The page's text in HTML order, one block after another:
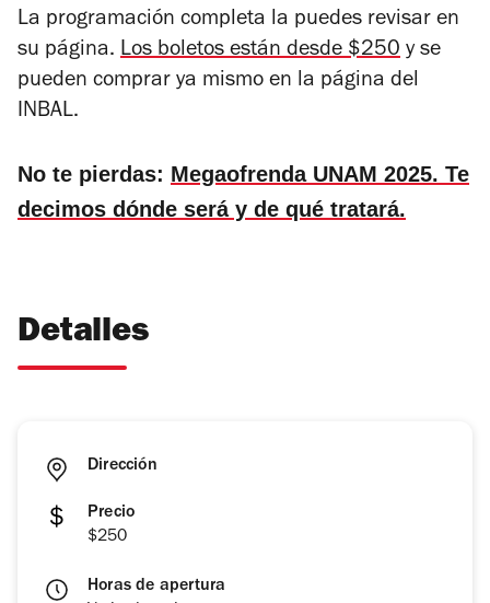
La programación completa la puedes revisar en
su página. Los boletos están desde $250 y se
pueden comprar ya mismo en la página del
INBAL.
No te pierdas: Megaofrenda UNAM 2025. Te
decimos dónde será y de qué tratará.
Detalles
Dirección
Precio
$250
Horas de apertura